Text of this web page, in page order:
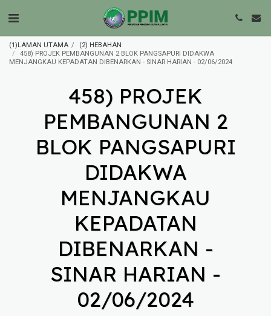
(1)LAMAN UTAMA
(2) HEBAHAN
458) PROJEK PEMBANGUNAN 2 BLOK PANGSAPURI DIDAKWA
MENJANGKAU KEPADATAN DIBENARKAN - SINAR HARIAN - 02/06/2024
458) PROJEK
PEMBANGUNAN 2
BLOK PANGSAPURI
DIDAKWA
MENJANGKAU
KEPADATAN
DIBENARKAN -
SINAR HARIAN -
02/06/2024